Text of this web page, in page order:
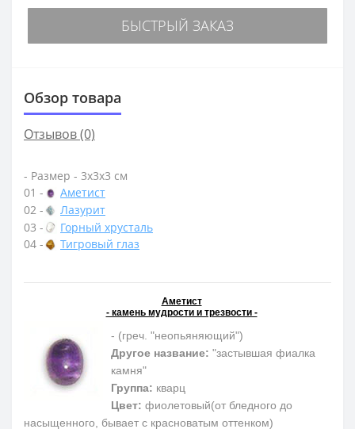
БЫСТРЫЙ ЗАКАЗ
Обзор товара
Отзывов (0)
- Размер - 3х3х3 см
01 -
Аметист
02 -
Лазурит
03 -
Горный хрусталь
04 -
Тигровый глаз
Аметист
- камень мудрости и трезвости -
- (греч. "неопьяняющий")
Другое название: "застывшая фиалка
камня"
Группа: кварц
Цвет: фиолетовый(от бледного до
насыщенного, бывает с красноватым оттенком)